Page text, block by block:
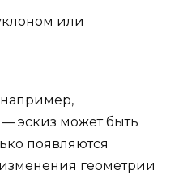
или
эскиз может быть
появляются
геометрии